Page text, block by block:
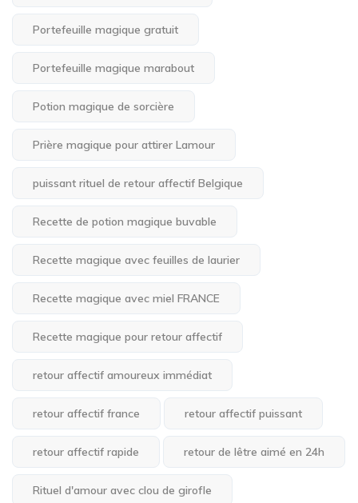
Portefeuille magique gratuit
Portefeuille magique marabout
Potion magique de sorcière
Prière magique pour attirer Lamour
puissant rituel de retour affectif Belgique
Recette de potion magique buvable
Recette magique avec feuilles de laurier
Recette magique avec miel FRANCE
Recette magique pour retour affectif
retour affectif amoureux immédiat
retour affectif france retour affectif puissant
retour affectif rapide retour de lêtre aimé en 24h
Rituel d'amour avec clou de girofle